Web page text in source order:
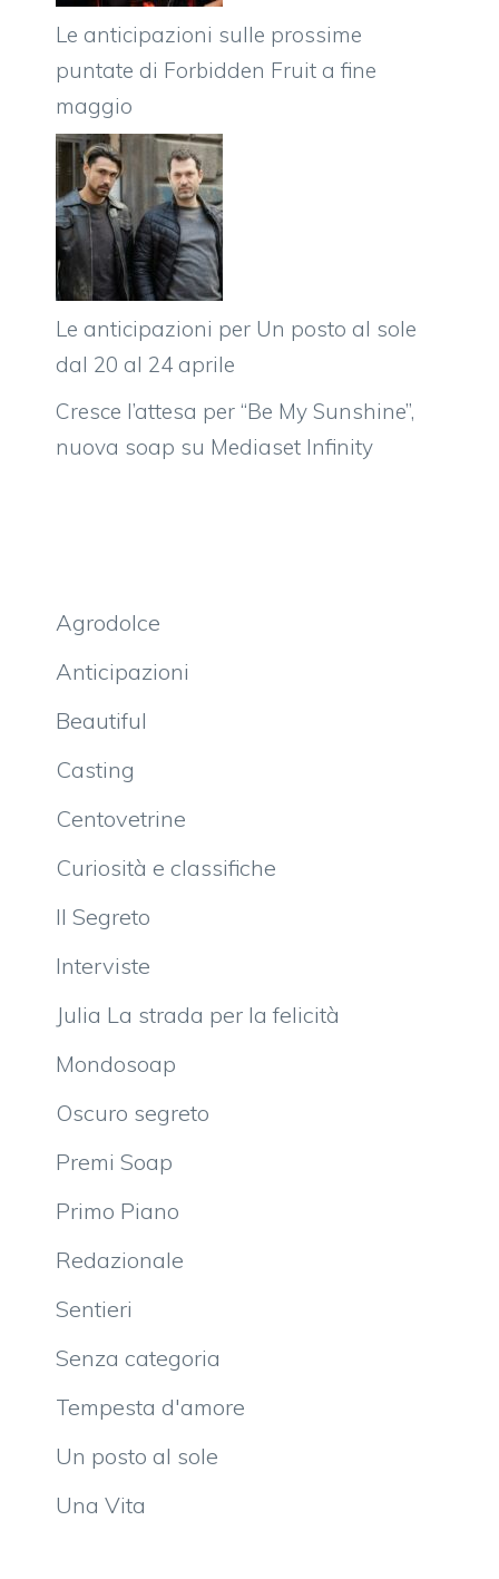
Le anticipazioni sulle prossime
puntate di Forbidden Fruit a fine
maggio
Le anticipazioni per Un posto al sole
dal 20 al 24 aprile
Cresce l’attesa per “Be My Sunshine”,
nuova soap su Mediaset Infinity
Agrodolce
Anticipazioni
Beautiful
Casting
Centovetrine
Curiosità e classifiche
Il Segreto
Interviste
Julia La strada per la felicità
Mondosoap
Oscuro segreto
Premi Soap
Primo Piano
Redazionale
Sentieri
Senza categoria
Tempesta d'amore
Un posto al sole
Una Vita